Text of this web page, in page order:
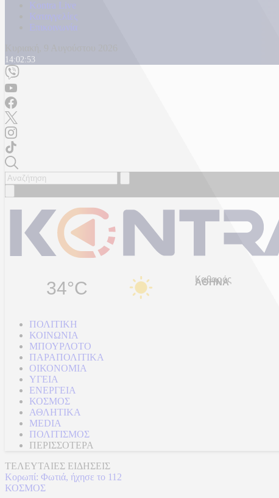
Kontra Live
Καταγγελίες
Επικοινωνία
14:02:55
34°C Καθαρός
ΠΟΛΙΤΙΚΗ
ΚΟΙΝΩΝΙΑ
ΜΠΟΥΡΛΟΤΟ
ΠΑΡΑΠΟΛΙΤΙΚΑ
ΟΙΚΟΝΟΜΙΑ
ΥΓΕΙΑ
ΕΝΕΡΓΕΙΑ
ΚΟΣΜΟΣ
ΑΘΛΗΤΙΚΑ
MEDIA
ΠΟΛΙΤΙΣΜΟΣ
ΠΕΡΙΣΣΟΤΕΡΑ
ΤΕΛΕΥΤΑΙΕΣ ΕΙΔΗΣΕΙΣ
Κορωπί: Φωτιά, ήχησε το 112
ΚΟΣΜΟΣ